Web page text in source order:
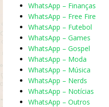
WhatsApp – Finanças
WhatsApp – Free Fire
WhatsApp – Futebol
WhatsApp – Games
WhatsApp – Gospel
WhatsApp – Moda
WhatsApp – Música
WhatsApp – Nerds
WhatsApp – Notícias
WhatsApp – Outros